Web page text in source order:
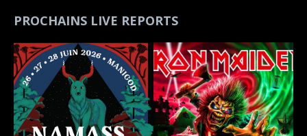
PROCHAINS LIVE REPORTS